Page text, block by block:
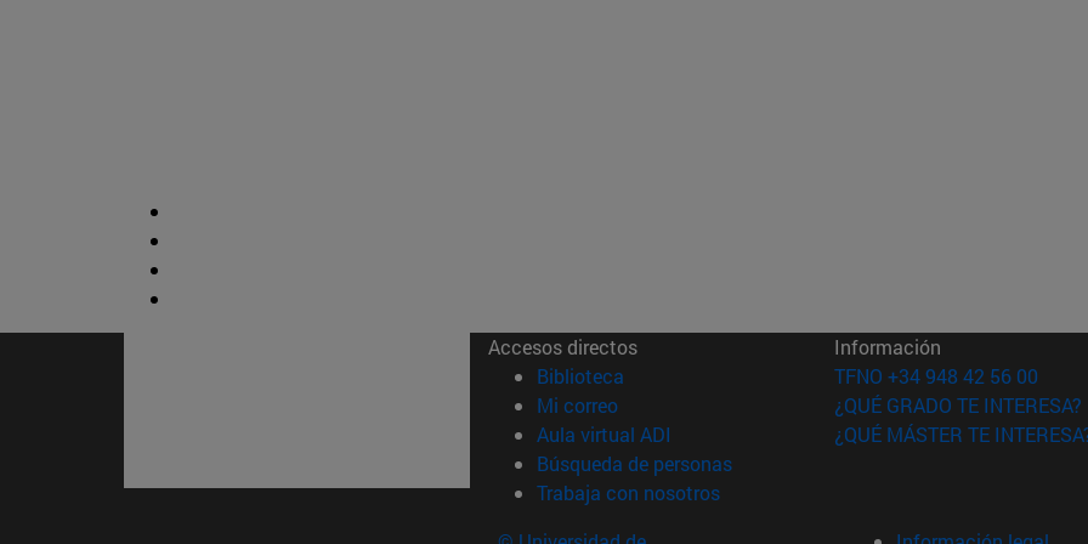
Accesos directos
Biblioteca (abre en nueva ventana)
Mi correo(abre en nueva ventana)
Aula virtual ADI (abre en nueva ventana)
Búsqueda de personas(abre en nueva ventana)
Trabaja con nosotros(abre en nueva ventana)
Información
TFNO +34 948 42 56 00
¿QUÉ GRADO TE INTERESA?
¿QUÉ MÁSTER TE